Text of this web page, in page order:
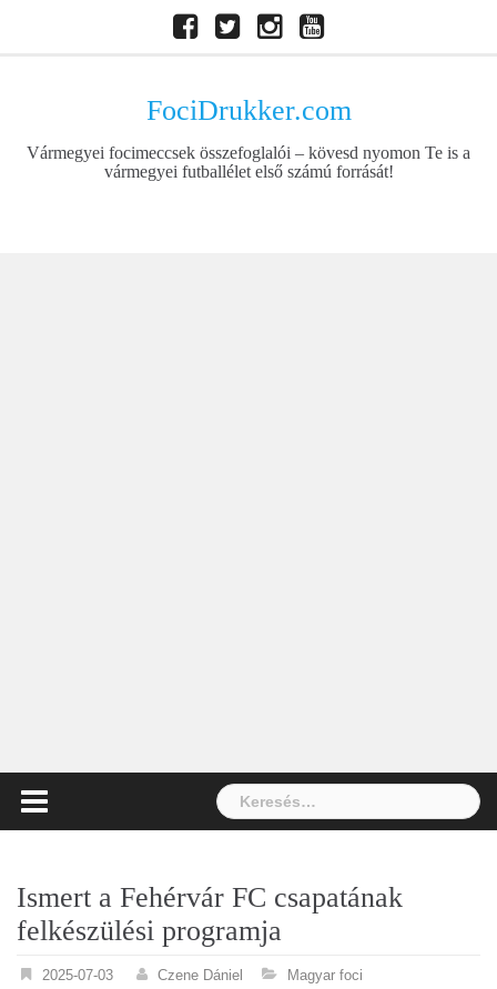
Facebook
TwitterInstagramYoutube
FociDrukker.com
Vármegyei focimeccsek összefoglalói – kövesd nyomon Te is a
vármegyei futballélet első számú forrását!
Keresés:
Ismert a Fehérvár FC csapatának
felkészülési programja
2025-07-03 Czene Dániel Magyar foci